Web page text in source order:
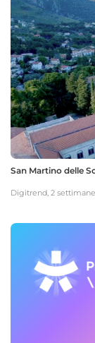
San Martino delle
Digitrend, 2